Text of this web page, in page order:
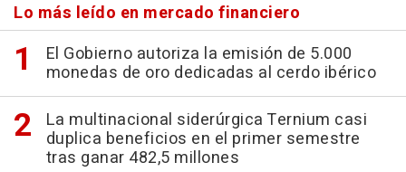
Lo más leído en mercado financiero
El Gobierno autoriza la emisión de 5.000
monedas de oro dedicadas al cerdo ibérico
La multinacional siderúrgica Ternium casi
duplica beneficios en el primer semestre
tras ganar 482,5 millones